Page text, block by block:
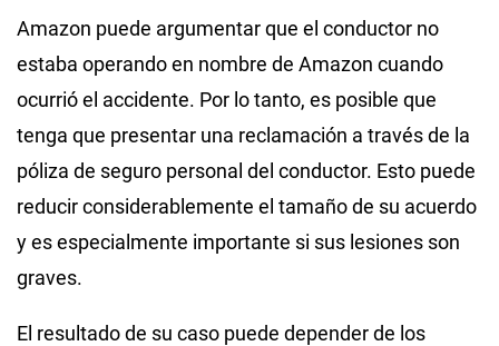
Amazon puede argumentar que el conductor no
estaba operando en nombre de Amazon cuando
ocurrió el accidente. Por lo tanto, es posible que
tenga que presentar una reclamación a través de la
póliza de seguro personal del conductor. Esto puede
reducir considerablemente el tamaño de su acuerdo
y es especialmente importante si sus lesiones son
graves.
El resultado de su caso puede depender de los